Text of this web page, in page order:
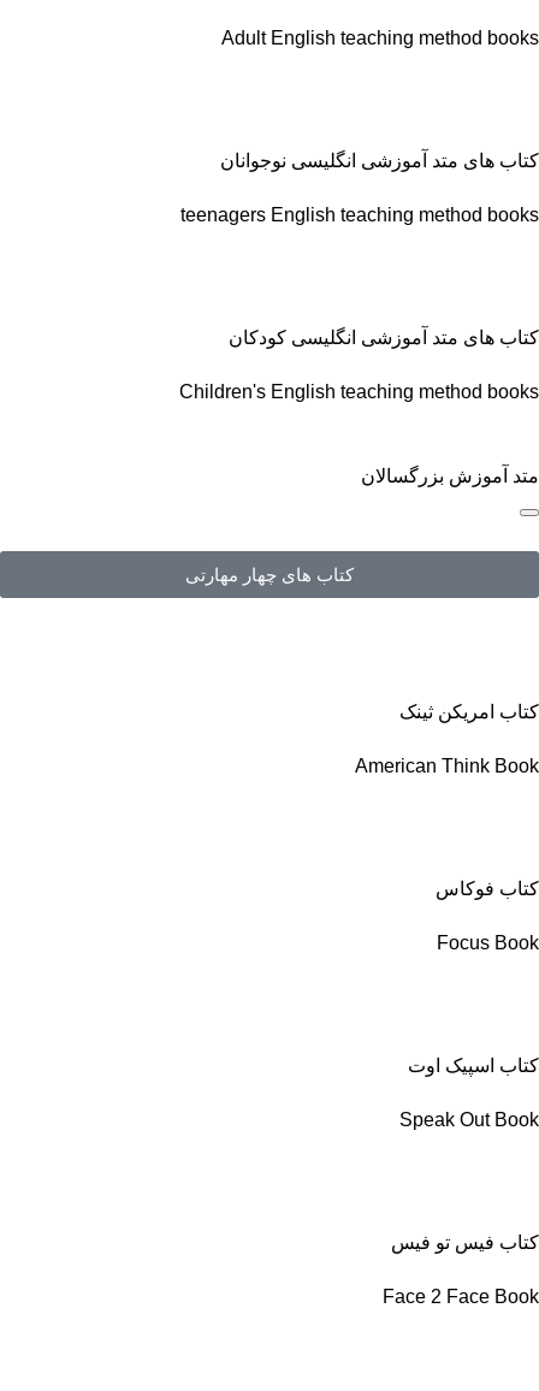
Adult English teaching method books
کتاب های متد آموزشی انگلیسی نوجوانان
teenagers English teaching method books
کتاب های متد آموزشی انگلیسی کودکان
Children's English teaching method books
متد آموزش بزرگسالان
کتاب های چهار مهارتی
کتاب امریکن ثینک
American Think Book
کتاب فوکاس
Focus Book
کتاب اسپیک اوت
Speak Out Book
کتاب فیس تو فیس
Face 2 Face Book